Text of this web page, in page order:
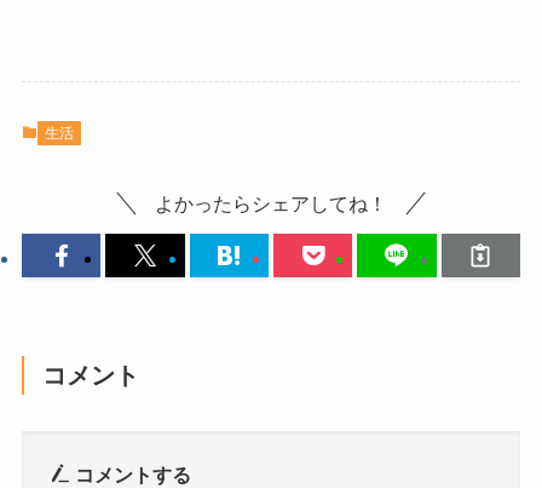
生活
よかったらシェアしてね！
コメント
コメントする